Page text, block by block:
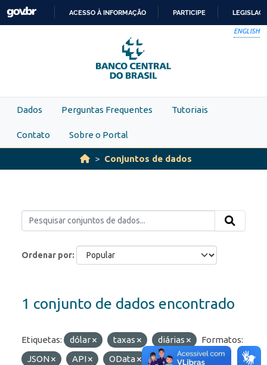
Skip to main content
PARA
O
CONTEÚDO
ACESSO À INFORMAÇÃO PARTICIPE
ENGLISH
Dados Perguntas Frequentes Tutoriais
Contato Sobre o Portal
Conjuntos de dados
Ordenar por
1 conjunto de dados encontrado
Etiquetas: dólar taxas diárias
Formatos:
JSON
API OData
Organizações: